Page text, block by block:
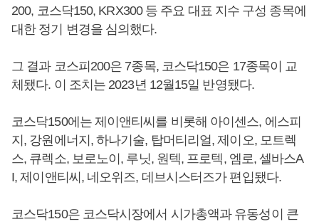
200, 코스닥150, KRX300 등 주요 대표 지수 구성 종목에
대한 정기 변경을 심의했다.
그 결과 코스피200은 7종목, 코스닥150은 17종목이 교
체됐다. 이 조치는 2023년 12월15일 반영됐다.
코스닥150에는 제이앤티씨를 비롯해 아이센스, 에스피
지, 강원에너지, 하나기술, 탑머티리얼, 제이오, 모트렉
스, 큐렉소, 보로노이, 루닛, 원텍, 프로텍, 엠로, 셀바스A
I, 제이앤티씨, 네오위즈, 데브시스터즈가 편입됐다.
코스닥150은 코스닥시장에서 시가총액과 유동성이 큰